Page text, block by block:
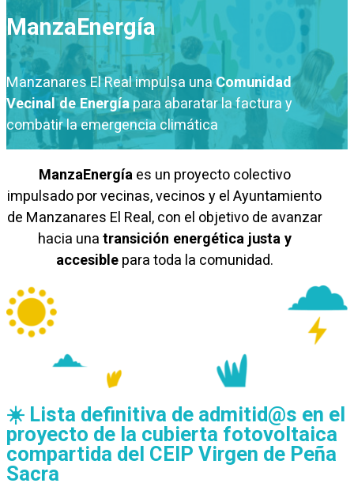
ManzaEnergía
Manzanares El Real impulsa unaComunidad
Vecinal de Energía para abaratar la factura y
combatir la emergencia climática
ManzaEnergíaes un proyecto colectivo
impulsado por vecinas, vecinos y el Ayuntamiento
de Manzanares El Real, con el objetivo de avanzar
hacia una transición energética justa y
accesiblepara toda la comunidad.
☀️ Lista definitiva de admitid@s en el
proyecto de la cubierta fotovoltaica
compartida del CEIP Virgen de Peña
Sacra